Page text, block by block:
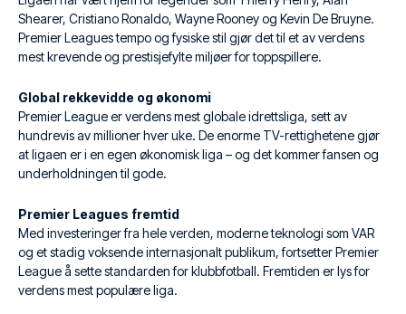
Shearer, Cristiano Ronaldo, Wayne Rooney og Kevin De Bruyne.
Premier Leagues tempo og fysiske stil gjør det til et av verdens
mest krevende og prestisjefylte miljøer for toppspillere.
Global rekkevidde og økonomi
Premier League er verdens mest globale idrettsliga, sett av
hundrevis av millioner hver uke. De enorme TV-rettighetene gjør
at ligaen er i en egen økonomisk liga – og det kommer fansen og
underholdningen til gode.
Premier Leagues fremtid
Med investeringer fra hele verden, moderne teknologi som VAR
og et stadig voksende internasjonalt publikum, fortsetter Premier
League å sette standarden for klubbfotball. Fremtiden er lys for
verdens mest populære liga.